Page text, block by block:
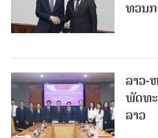
ທວນ
ລາວ-
ພັດທ
ລາວ